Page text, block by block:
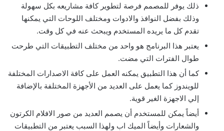
ذلك يوفر للمصمم فرصة لتطوير كافة مشاريعه بكل سهولة
وذلك بفضل النوافذ والادوات ومختلف اللوحات التي يمكنها
تقدم كل ما يريده المستخدم ويبحث عنه في كل وقت.
يعتبر هذا البرنامج هو واحد من مختلف التطبيقات التي طرحت
طوال الفترات التي مضت.
كما أن هذا التطبيق يمكنه العمل على كافة الاصدارات المختلفة
للويندوز كما يعمل على العديد من الأجهزة المختلفة بالإضافة
إلي الاجهزة الغير قوية.
أيضاً يمكن للمستخدم أن يصمم العديد من صور الافلام الكرتون
والشعارات وأيضاً الميك اب ولهذا السبب يعتبر من التطبيقات